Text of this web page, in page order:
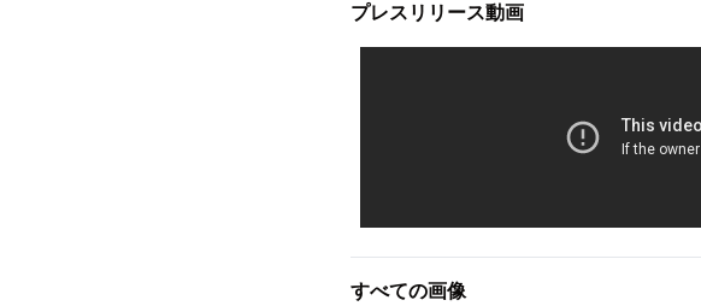
プレスリリース動画
すべての画像